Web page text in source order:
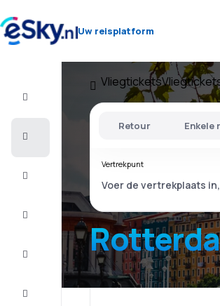
Uw reisplatform
Vliegtickets
Retour Enkele
Vertrekpunt